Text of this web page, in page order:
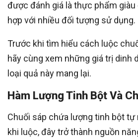
được đánh giá là thực phẩm giàu
hợp với nhiều đối tượng sử dụng.
Trước khi tìm hiểu cách luộc
hãy cùng xem những giá trị dinh
loại quả này mang lại.
Hàm Lượng Tinh Bột Và
Chuối sáp chứa lượng tinh bột tự
khi luộc, đây trở thành nguồn